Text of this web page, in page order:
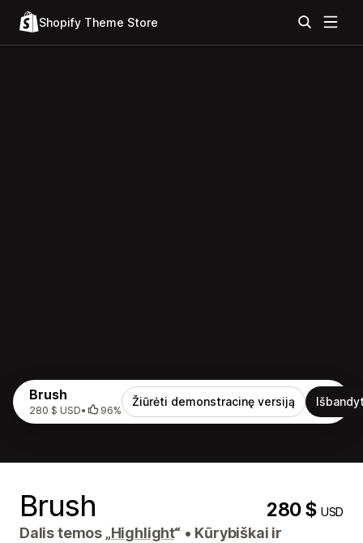
Shopify Theme Store
Brush
280 $ USD• 96%
Žiūrėti demonstracinę versiją
Brush 280 $USD
Dalis temos „Highlight“ • Kūrybiškai ir